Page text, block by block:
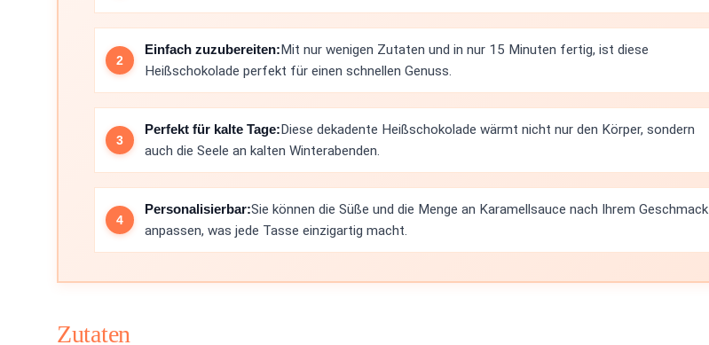
Einfach zuzubereiten:Mit nur wenigen Zutaten und in nur 15 Minuten fertig, ist diese
Heißschokolade perfekt für einen schnellen Genuss.
Perfekt für kalte Tage:Diese dekadente Heißschokolade wärmt nicht nur den Körper, sondern
auch die Seele an kalten Winterabenden.
Personalisierbar:Sie können die Süße und die Menge an Karamellsauce nach Ihrem Geschmack
anpassen, was jede Tasse einzigartig macht.
Zutaten